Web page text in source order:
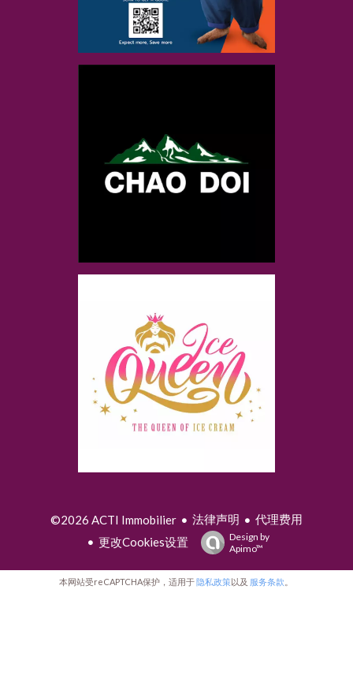
©2026 ACTI Immobilier 法律声明
代理费用
更改Cookies设置
Design by
Apimo™
本网站受reCAPTCHA保护，适用于隐私政策以及 服务条款